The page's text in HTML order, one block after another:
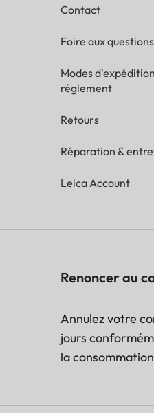
Contact
Foire aux questions
Modes
réglement
Retours
Réparation &
Leica Account
Renoncer au
Annulez votre
jours
la